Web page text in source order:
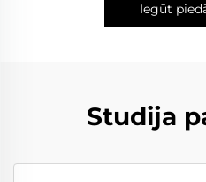
Iegūt
Studija